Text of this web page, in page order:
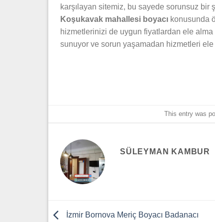
karşılayan sitemiz, bu sayede sorunsuz bir
Koşukavak mahallesi boyacı konusunda
hizmetlerinizi de uygun fiyatlardan ele
sunuyor ve sorun yaşamadan hizmetleri ele
This entry was
SÜLEYMAN KAMBUR
İzmir Bornova Meriç Boyacı Badanacı